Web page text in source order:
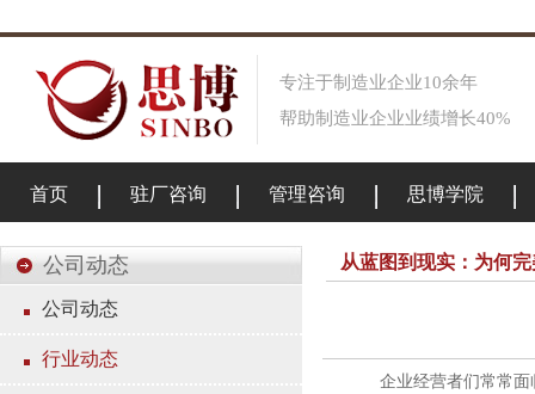
专注于制造业企业10余年
帮助制造业企业业绩增长40%
首页 驻厂咨询 管理咨询 思博学院
公司动态
公司动态
行业动态
从蓝图到现实：为何
企业经营者们常常面临